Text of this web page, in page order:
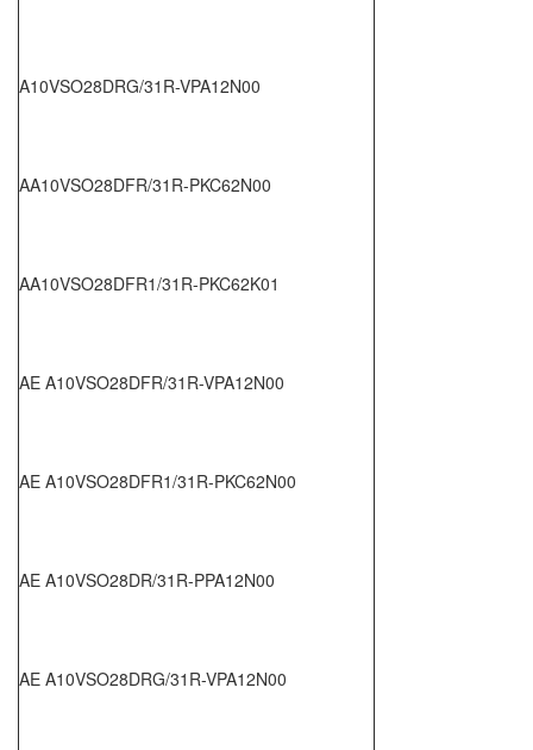
A10VSO28DRG/31R-VPA12N00
AA10VSO28DFR/31R-PKC62N00
AA10VSO28DFR1/31R-PKC62K01
AE A10VSO28DFR/31R-VPA12N00
AE A10VSO28DFR1/31R-PKC62N00
AE A10VSO28DR/31R-PPA12N00
AE A10VSO28DRG/31R-VPA12N00